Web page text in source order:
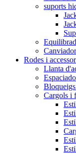
suports
Rodes i
Llanta
Cargols i